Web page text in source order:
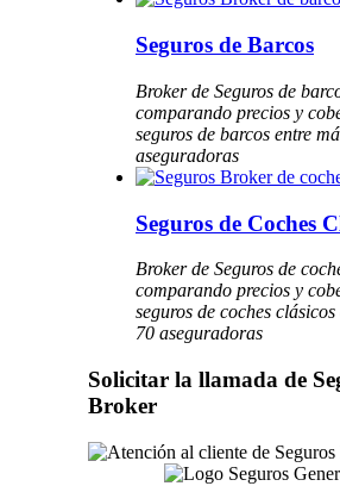
Seguros de Barcos
Broker de Seguros de
comparando precios y
seguros de barcos entre
aseguradoras
Seguros de Coches
Broker de Seguros de
comparando precios y
seguros de coches
70 aseguradoras
Solicitar la llamada de
Broker